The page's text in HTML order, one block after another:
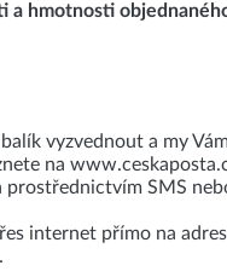
a hmotnosti
vyzvednout a my
na
SMS
internet přímo na